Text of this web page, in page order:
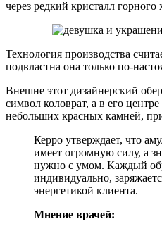
через редкий кристалл горного
Технология производства
подвластна она только по-
Внешне этот дизайнерский
символ коловрат, а в его центре
небольших красных камней,
Керро утверждает, что
имеет огромную силу, а
нужно с умом. Каждый
индивидуально,
энергетикой клиента.
Мнение врачей: